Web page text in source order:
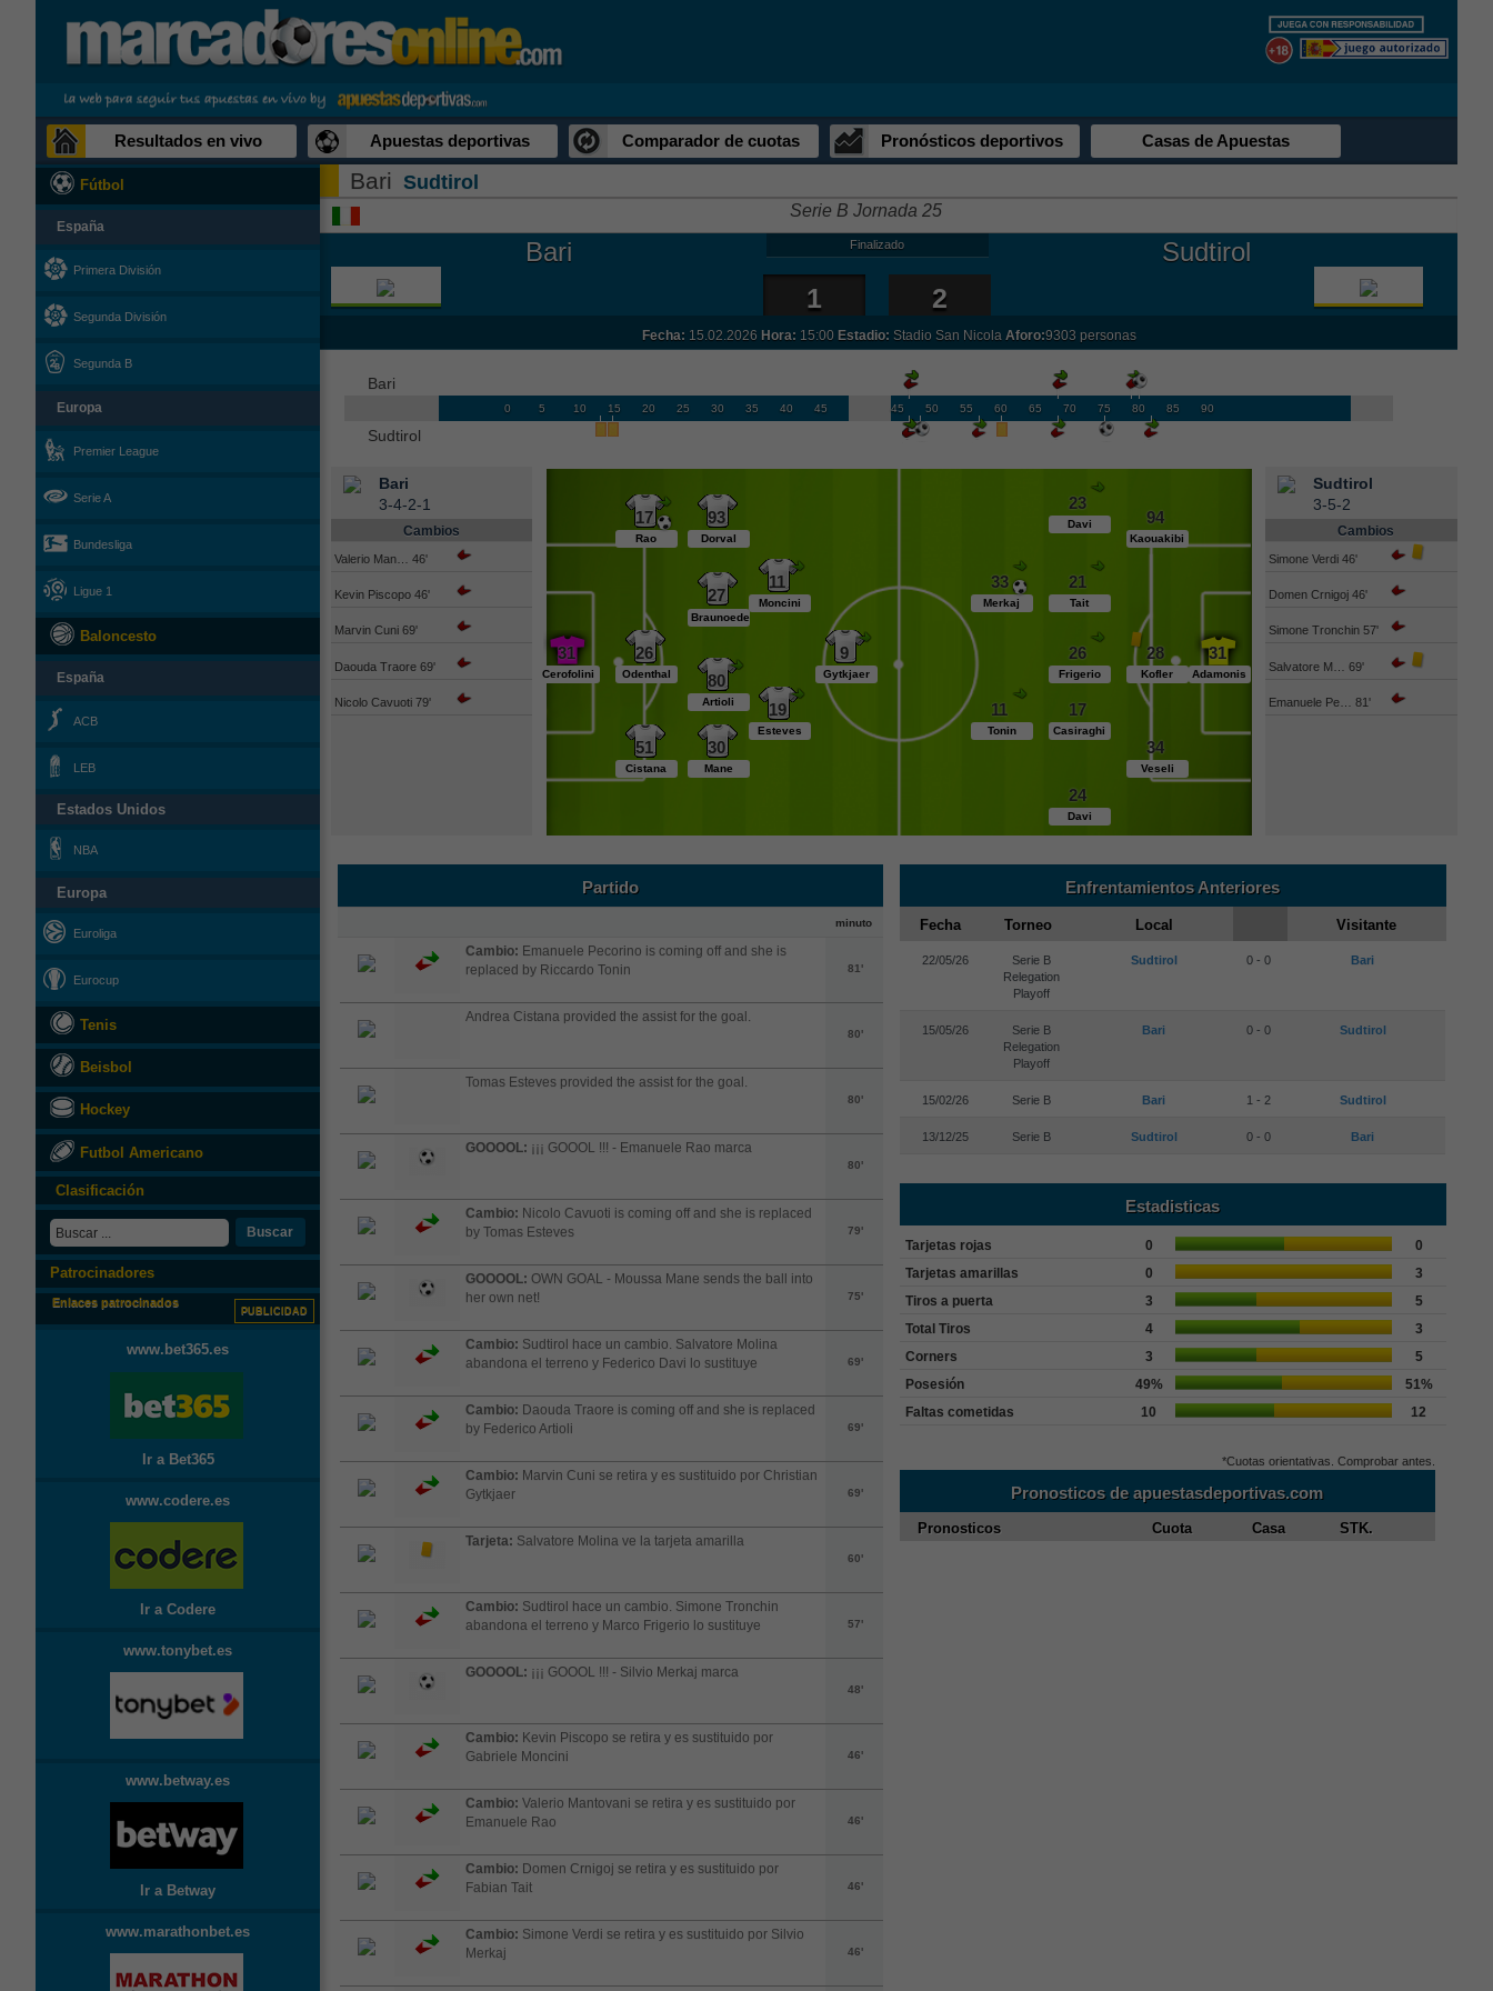
Resultados en vivo Apuestas deportivas Comparador de cuotas Pronósticos deportivos Casas de Apuestas
Fútbol
España
Primera División
Segunda División
Segunda B
Europa
Premier League
Serie A
Bundesliga
Ligue 1
Baloncesto
España
ACB
LEB
Estados Unidos
NBA
Europa
Euroliga
Eurocup
Tenis
Beisbol
Hockey
Futbol Americano
Clasificación
Buscar
Patrocinadores
Enlaces patrocinados
PUBLICIDAD
www.bet365.es
Ir a Bet365
www.codere.es
Ir a Codere
www.tonybet.es
www.betway.es
Ir a Betway
www.marathonbet.es
Bari Sudtirol
Serie B Jornada 25
Bari Finalizado Sudtirol
1 2
Fecha: 15.02.2026 Hora: 15:00 Estadio: Stadio San Nicola Aforo:9303 personas
Bari
0 5 10 15 20 25 30 35 40 45 45 50 55 60 65 70 75 80 85 90
Sudtirol
Bari
3-4-2-1
Cambios
Valerio Man… 46'
Kevin Piscopo 46'
Marvin Cuni 69'
Daouda Traore 69'
Nicolo Cavuoti 79'
17
Rao
93
Dorval
11
Moncini
27
Braunoeder
31
Cerofolini
26
Odenthal
9
Gytkjaer
80
Artioli 19
Esteves
51
Cistana
30
Mane
24
Davi
34
Veseli
17
Casiraghi
11
Tonin
31
Adamonis
28
Kofler
26
Frigerio
21
Tait
33
Merkaj
94
Kaouakibi
23
Davi
Sudtirol
3-5-2
Cambios
Simone Verdi 46'
Domen Crnigoj 46'
Simone Tronchin 57'
Salvatore M… 69'
Emanuele Pe… 81'
Partido
minuto
Cambio: Emanuele Pecorino is coming off and she is
replaced by Riccardo Tonin
81'
Andrea Cistana provided the assist for the goal.
80'
Tomas Esteves provided the assist for the goal.
80'
GOOOOL: ¡¡¡ GOOOL !!! - Emanuele Rao marca
80'
Cambio: Nicolo Cavuoti is coming off and she is replaced
by Tomas Esteves
79'
GOOOOL: OWN GOAL - Moussa Mane sends the ball into
her own net!
75'
Cambio: Sudtirol hace un cambio. Salvatore Molina
abandona el terreno y Federico Davi lo sustituye
69'
Cambio: Daouda Traore is coming off and she is replaced
by Federico Artioli
69'
Cambio: Marvin Cuni se retira y es sustituido por Christian
Gytkjaer
69'
Tarjeta: Salvatore Molina ve la tarjeta amarilla
60'
Cambio: Sudtirol hace un cambio. Simone Tronchin
abandona el terreno y Marco Frigerio lo sustituye
57'
GOOOOL: ¡¡¡ GOOOL !!! - Silvio Merkaj marca
48'
Cambio: Kevin Piscopo se retira y es sustituido por
Gabriele Moncini
46'
Cambio: Valerio Mantovani se retira y es sustituido por
Emanuele Rao
46'
Cambio: Domen Crnigoj se retira y es sustituido por
Fabian Tait
46'
Cambio: Simone Verdi se retira y es sustituido por Silvio
Merkaj
46'
Enfrentamientos Anteriores
Fecha Torneo Local Visitante
22/05/26
Serie B
Relegation
Playoff
Sudtirol 0 - 0 Bari
15/05/26
Serie B
Relegation
Playoff
Bari 0 - 0 Sudtirol
15/02/26 Serie B Bari 1 - 2 Sudtirol
13/12/25 Serie B Sudtirol 0 - 0 Bari
Estadisticas
Tarjetas rojas 0
0
Tarjetas amarillas
0
3
Tiros a puerta
3
5
Total Tiros
4
3
Corners
3
5
Posesión
49%
51%
Faltas cometidas
10 12
*Cuotas orientativas. Comprobar antes.
Pronosticos de apuestasdeportivas.com
Pronosticos Cuota Casa STK.